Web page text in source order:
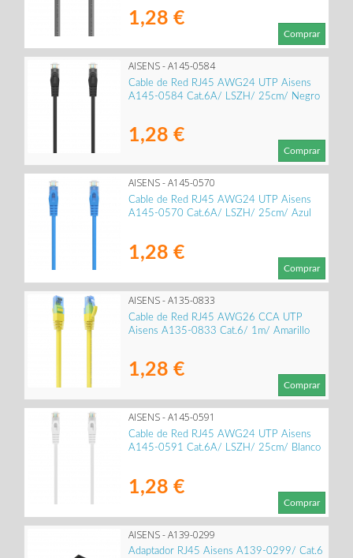
1,28 €
Comprar
AISENS - A145-0584
Cable de Red RJ45 AWG24 UTP Aisens
A145-0584 Cat.6A/ LSZH/ 25cm/ Negro
1,28 €
Comprar
AISENS - A145-0570
Cable de Red RJ45 AWG24 UTP Aisens
A145-0570 Cat.6A/ LSZH/ 25cm/ Azul
1,28 €
Comprar
AISENS - A135-0833
Cable de Red RJ45 AWG26 CCA UTP
Aisens A135-0833 Cat.6/ 1m/ Amarillo
1,28 €
Comprar
AISENS - A145-0591
Cable de Red RJ45 AWG24 UTP Aisens
A145-0591 Cat.6A/ LSZH/ 25cm/ Blanco
1,28 €
Comprar
AISENS - A139-0299
Adaptador RJ45 Aisens A139-0299/ Cat.6